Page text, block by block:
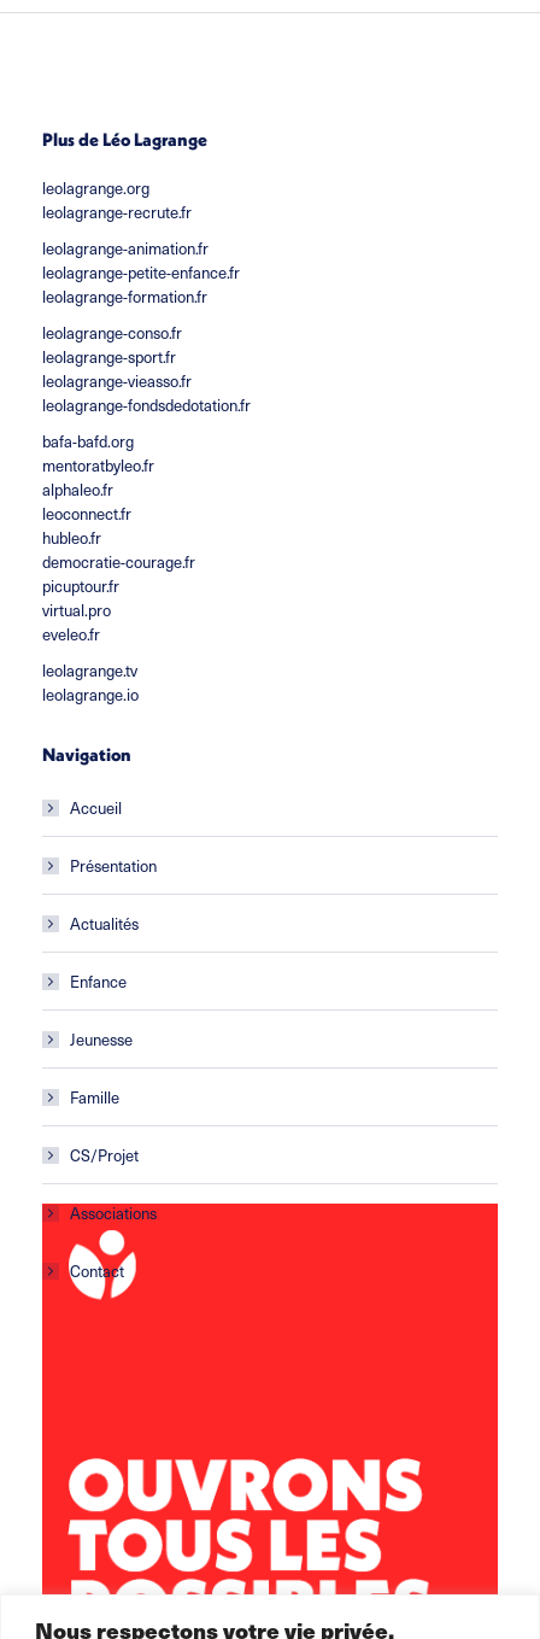
Nous respectons votre vie privée.
Plus de Léo Lagrange
leolagrange.org
leolagrange-recrute.fr
leolagrange-animation.fr
leolagrange-petite-enfance.fr
leolagrange-formation.fr
leolagrange-conso.fr
leolagrange-sport.fr
leolagrange-vieasso.fr
leolagrange-fondsdedotation.fr
bafa-bafd.org
mentoratbyleo.fr
alphaleo.fr
leoconnect.fr
hubleo.fr
democratie-courage.fr
picuptour.fr
virtual.pro
eveleo.fr
leolagrange.tv
leolagrange.io
Navigation
Accueil
Présentation
Actualités
Enfance
Jeunesse
Famille
CS/Projet
Associations
Contact
brest.horizons@leolagrange.org